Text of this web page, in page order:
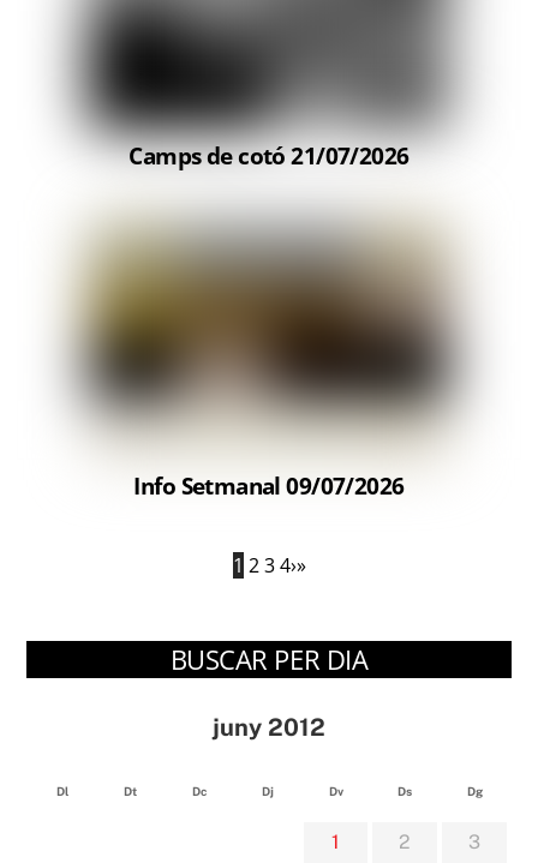
Camps de cotó 21/07/2026
Info Setmanal 09/07/2026
1 2 3 4›»
BUSCAR PER DIA
juny 2012
Dl Dt Dc Dj Dv Ds Dg
1 2 3